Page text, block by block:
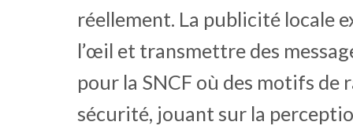
réellement. La publicité locale
l’œil et transmettre des
pour la SNCF où des motifs
sécurité, jouant sur la